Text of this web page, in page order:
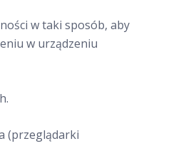
w taki sposób, aby
w urządzeniu
(przeglądarki